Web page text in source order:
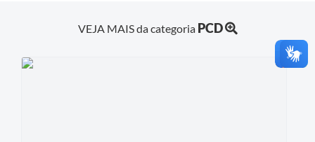
VEJA MAIS da categoria PCD